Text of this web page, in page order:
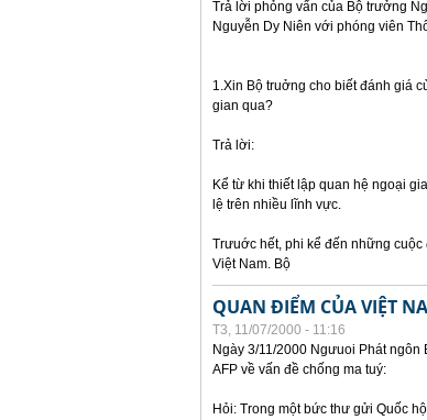
Trả lời phỏng vấn của Bộ trưởng
Nguyễn Dy Niên với phóng viên
1.Xin Bộ truởng cho biết đánh giá
gian qua?
Trả lời:
Kể từ khi thiết lập quan hệ ngoại
lệ trên nhiều lĩnh vực.
Trưuớc hết, phi kể đến những
Việt Nam. Bộ
QUAN ĐIỂM CỦA VIỆT
T3, 11/07/2000 - 11:16
Ngày 3/11/2000 Ngưuoi Phát
AFP về vấn đề chống ma tuý:
Hỏi: Trong một bức thư gửi Quốc